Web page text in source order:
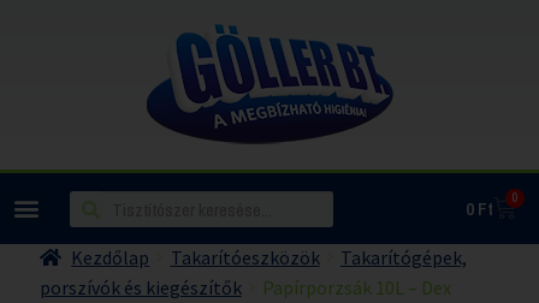
0Ft 0
Kezdőlap Takarítóeszközök
Takarítógépek,
porszívók és kiegészítők
Papírporzsák 10L – Dex